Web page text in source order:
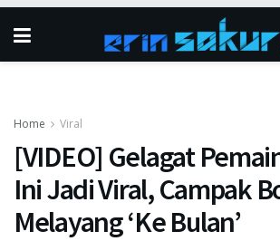
Home Viral
[VIDEO] Gelagat
Ini Jadi Viral, Campak
Melayang ‘Ke Bulan’